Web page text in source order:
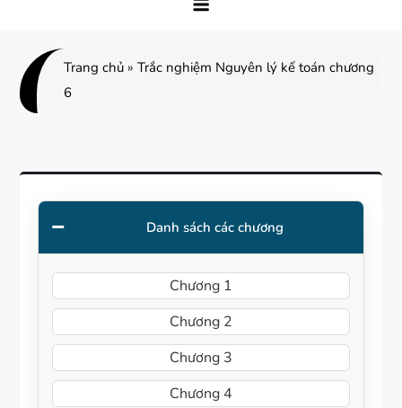
Trang chủ »Trắc nghiệm Nguyên lý kế toán chương
6
Danh sách các chương
Chương 1
Chương 2
Chương 3
Chương 4